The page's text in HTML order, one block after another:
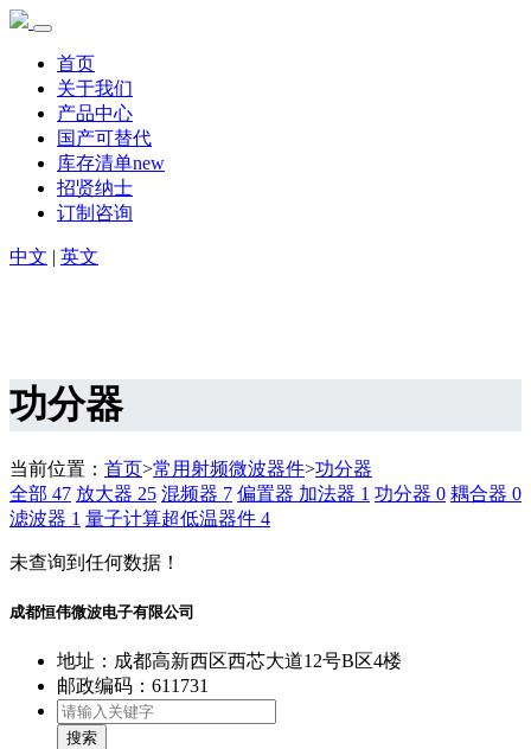
首页
关于我们
产品中心
国产可替代
库存清单new
招贤纳士
订制咨询
中文 | 英文
功分器
当前位置： 首页>常用射频微波器件>功分器
全部 47 放大器 25 混频器 7 偏置器 加法器 1 功分器 0 耦合器 0
滤波器 1 量子计算超低温器件 4
未查询到任何数据！
成都恒伟微波电子有限公司
地址：成都高新西区西芯大道12号B区4楼
邮政编码：611731
搜索